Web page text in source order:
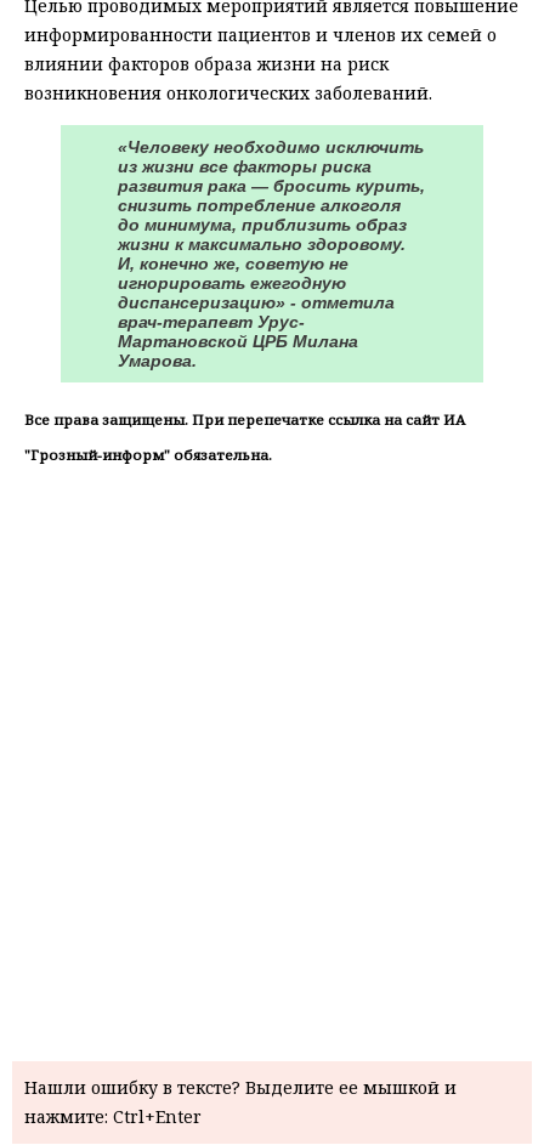
Целью проводимых мероприятий является повышение
информированности пациентов и членов их семей о
влиянии факторов образа жизни на риск
возникновения онкологических заболеваний.
«Человеку необходимо исключить
из жизни все факторы риска
развития рака — бросить курить,
снизить потребление алкоголя
до минимума, приблизить образ
жизни к максимально здоровому.
И, конечно же, советую не
игнорировать ежегодную
диспансеризацию» - отметила
врач-терапевт Урус-
Мартановской ЦРБ Милана
Умарова.
Все права защищены. При перепечатке ссылка на сайт ИА
"Грозный-информ" обязательна.
Нашли ошибку в тексте? Выделите ее мышкой и
нажмите: Ctrl+Enter